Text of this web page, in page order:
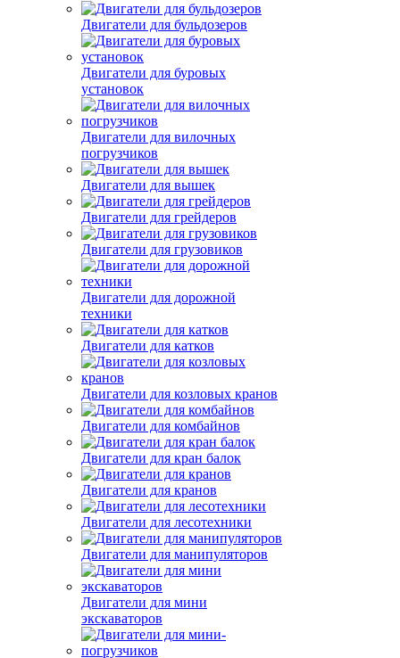
Двигатели для бульдозеров
Двигатели для буровых
установок
Двигатели для вилочных
погрузчиков
Двигатели для вышек
Двигатели для грейдеров
Двигатели для грузовиков
Двигатели для дорожной
техники
Двигатели для катков
Двигатели для козловых кранов
Двигатели для комбайнов
Двигатели для кран балок
Двигатели для кранов
Двигатели для лесотехники
Двигатели для манипуляторов
Двигатели для мини
экскаваторов